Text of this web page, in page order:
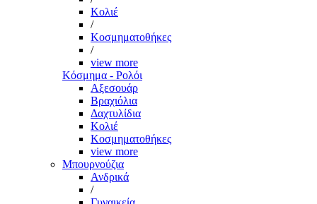
Κολιέ
/
Κοσμηματοθήκες
/
view more
Κόσμημα - Ρολόι
Αξεσουάρ
Βραχιόλια
Δαχτυλίδια
Κολιέ
Κοσμηματοθήκες
view more
Μπουρνούζια
Ανδρικά
/